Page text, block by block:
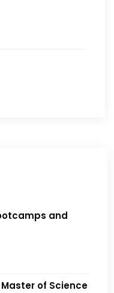
and
Master of Science